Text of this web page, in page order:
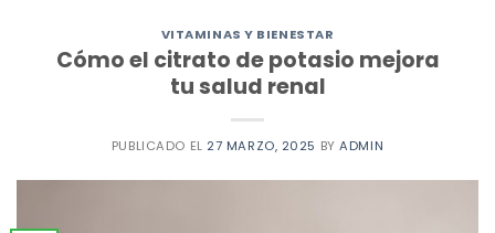
VITAMINAS Y BIENESTAR
Cómo el citrato de potasio mejora
tu salud renal
PUBLICADO EL 27 MARZO, 2025 BYADMIN